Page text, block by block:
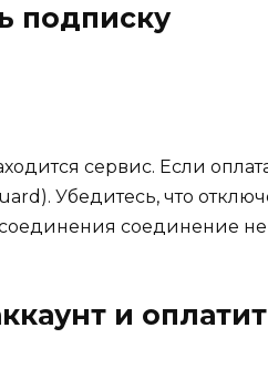
подписку
сервис. Если
Убедитесь, что
соединение не
и